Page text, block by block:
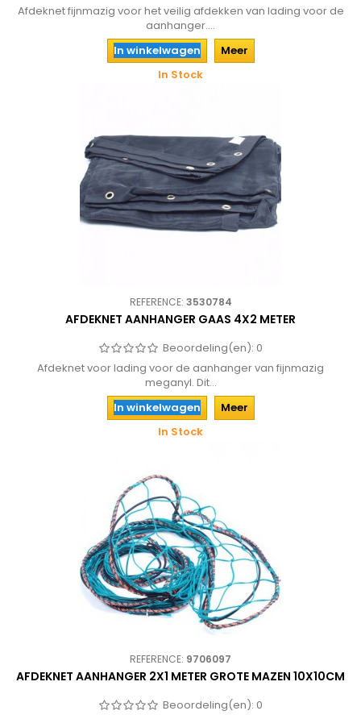
Afdeknet fijnmazig voor het veilig afdekken van lading voor de
aanhanger....
In winkelwagen
Meer
In Stock
REFERENCE: 3530784
AFDEKNET AANHANGER GAAS 4X2 METER
Beoordeling(en): 0
Afdeknet voor lading voor de aanhanger van fijnmazig
meganyl. Dit...
In winkelwagen
Meer
In Stock
REFERENCE: 9706097
AFDEKNET AANHANGER 2X1 METER GROTE MAZEN 10X10CM
Beoordeling(en): 0